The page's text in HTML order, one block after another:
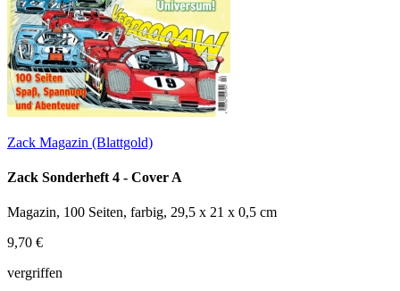
Zack Magazin (Blattgold)
Zack Sonderheft 4 - Cover A
Magazin, 100 Seiten, farbig, 29,5 x 21 x 0,5 cm
9,70 €
vergriffen